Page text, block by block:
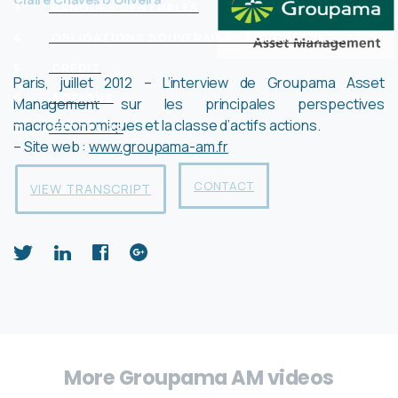
Paris, juillet 2012 – L’interview de Groupama Asset
Management sur les principales perspectives
macroéconomiques et la classe d’actifs actions.
– Site web : www.groupama-am.fr
3
BANQUES CENTRALES
OBLIGATIONS SOUVERAINES EUROPÉENNES
6
ACTIONS
7
SECTEURS
VIEW TRANSCRIPT CONTACT
More Groupama AM videos